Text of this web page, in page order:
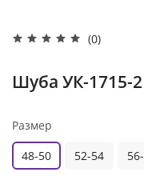
(0)
Шуба УК-1715-
Размер
48-50
52-54